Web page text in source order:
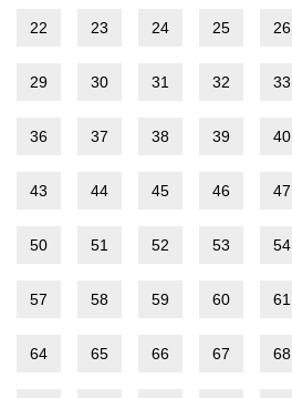
22 23 24 25 26
29 30 31 32 33
36 37 38 39 40
43 44 45 46 47
50 51 52 53 54
57 58 59 60 61
64 65 66 67 68